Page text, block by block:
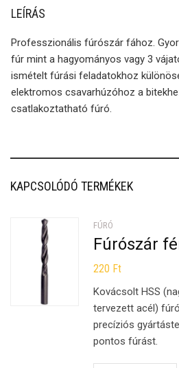
LEÍRÁS
Professzionális fúrószár fához.
fúr mint a hagyományos vagy 3
ismételt fúrási feladatokhoz
elektromos csavarhúzóhoz a
csatlakoztatható fúró.
KAPCSOLÓDÓ TERMÉKEK
FÚRÓ
Fúrószár
220 Ft
Kovácsolt HSS
tervezett acél)
precíziós
pontos fúrást.